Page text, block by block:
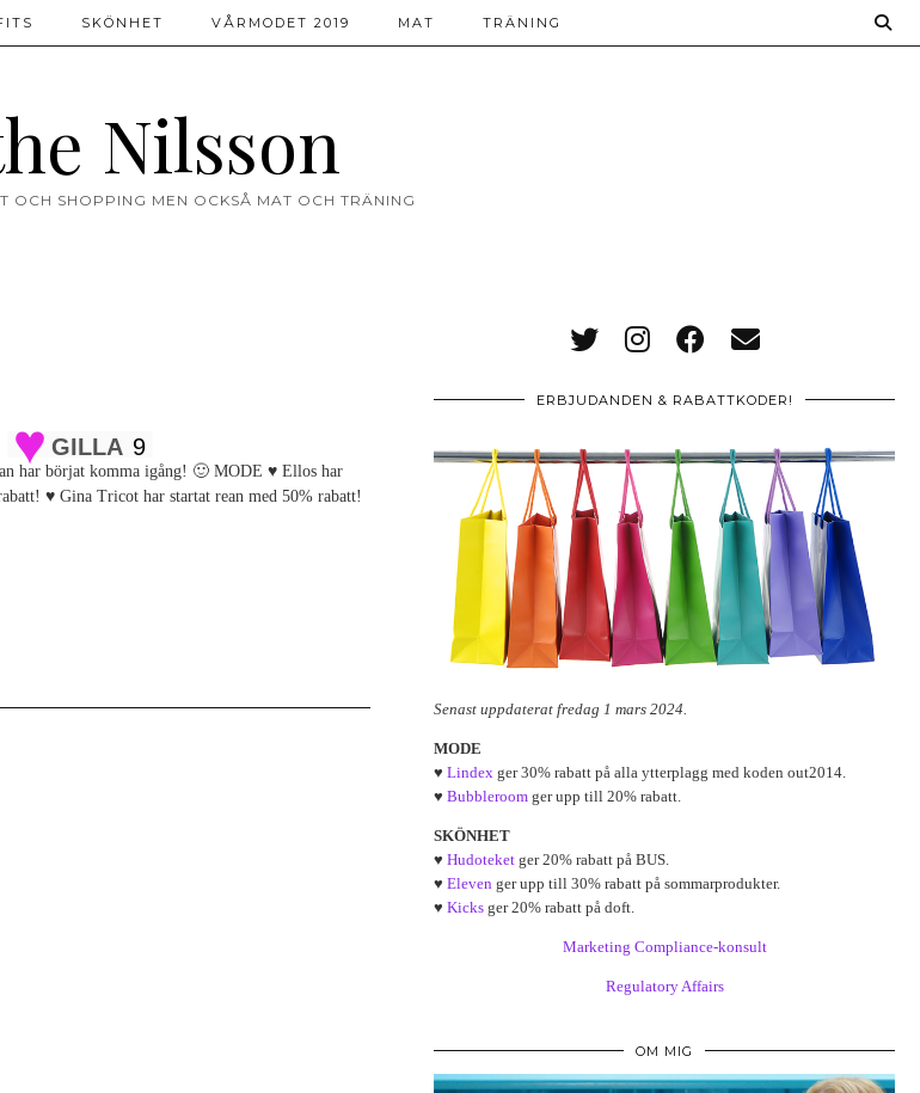
Nilsson
OCH SHOPPING MEN OCKSÅ MAT OCH TRÄNING
SKÖNHET VÅRMODET 2019 MAT TRÄNING
GILLA 9
har börjat komma igång! 🙂 MODE ♥ Ellos har
♥ Gina Tricot har startat rean med 50% rabatt!
ERBJUDANDEN & RABATTKODER!
Senast uppdaterat fredag 1 mars 2024.
MODE
♥ Lindex ger 30% rabatt på alla ytterplagg med koden out2014.
♥ Bubbleroom ger upp till 20% rabatt.
SKÖNHET
♥ Hudoteket ger 20% rabatt på BUS.
♥ Eleven ger upp till 30% rabatt på sommarprodukter.
♥ Kicks ger 20% rabatt på doft.
Marketing Compliance-konsult
Regulatory Affairs
OM MIG